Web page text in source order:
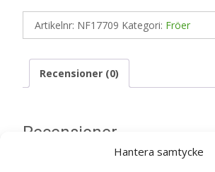
Hantera samtycke
Artikelnr: NF17709 Kategori: Fröer
Recensioner (0)
Recensioner